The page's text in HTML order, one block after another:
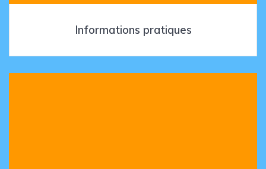
Informations pratiques